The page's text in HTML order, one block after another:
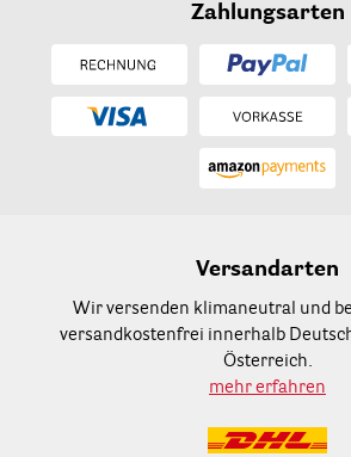
Zahlungsarten
Versandarten
Wir versenden klimaneutral und
versandkostenfrei innerhalb
Österreich.
mehr erfahren